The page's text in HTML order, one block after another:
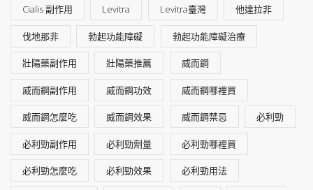
Cialis 副作用 Levitra Levitra臺灣 他達拉非
伐地那非 勃起功能障礙 勃起功能障礙治療
壯陽藥副作用 壯陽藥推薦 威而鋼
威而鋼副作用 威而鋼功效 威而鋼哪裡買
威而鋼怎麼吃 威而鋼效果 威而鋼禁忌 必利勁
必利勁副作用 必利勁劑量 必利勁哪裡買
必利勁怎麼吃 必利勁效果 必利勁用法